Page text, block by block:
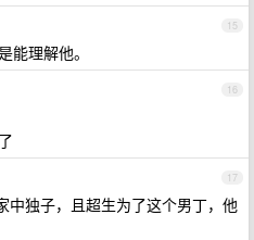
15
能理解他。
16
17
中独子，且超生为了这个男丁，他